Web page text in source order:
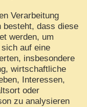
Verarbeitung
besteht, dass diese
werden, um
auf eine
insbesondere
wirtschaftliche
Interessen,
oder
zu analysieren